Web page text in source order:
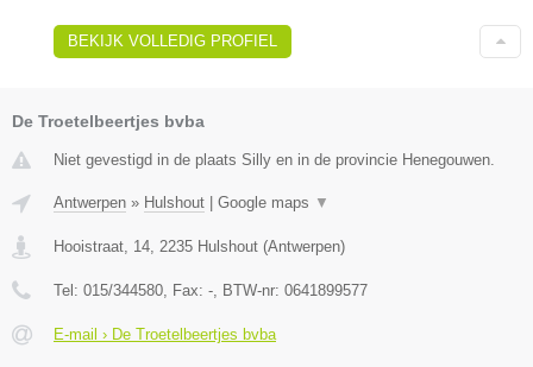
BEKIJK VOLLEDIG PROFIEL
De Troetelbeertjes bvba
Niet gevestigd in de plaats Silly en in de provincie Henegouwen.
Antwerpen » Hulshout Google maps ▼
Hooistraat, 14 2235 Hulshout (Antwerpen)
Tel: 015/344580 , Fax: - , BTW-nr: 0641899577
E-mail › De Troetelbeertjes bvba